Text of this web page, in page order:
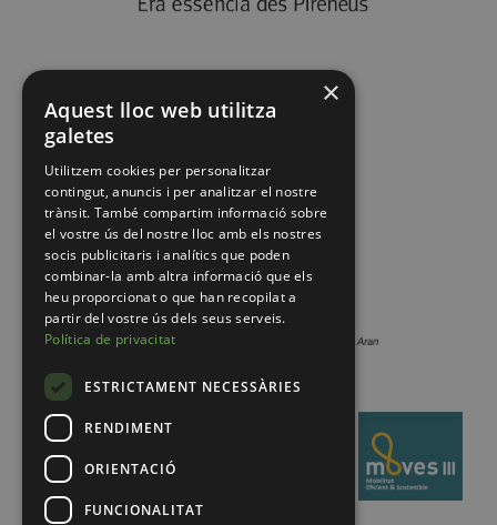
×
Aquest lloc web utilitza
galetes
Utilitzem cookies per personalitzar
contingut, anuncis i per analitzar el nostre
trànsit. També compartim informació sobre
el vostre ús del nostre lloc amb els nostres
socis publicitaris i analítics que poden
combinar-la amb altra informació que els
heu proporcionat o que han recopilat a
partir del vostre ús dels seus serveis.
Política de privacitat
ESTRICTAMENT NECESSÀRIES
RENDIMENT
ORIENTACIÓ
FUNCIONALITAT